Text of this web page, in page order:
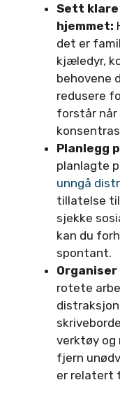
Sett klare
hjemmet:
det er
kjæledyr,
behovene
redusere
forstår når
Planlegg
planlagte
unngå
tillatelse
sjekke
kan du
spontant.
rotete
verktøy og
fjern
er relatert